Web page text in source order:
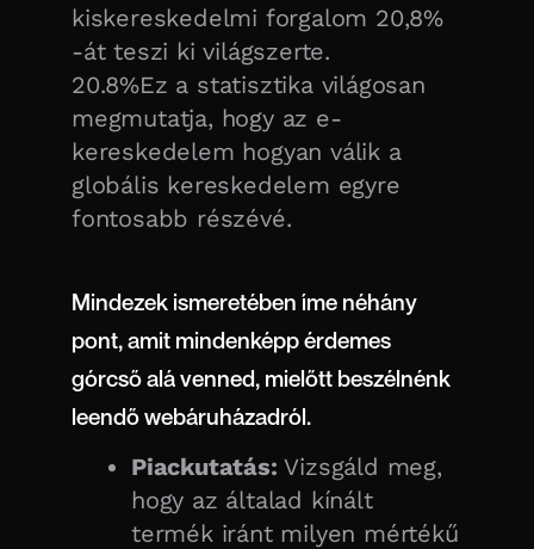
kiskereskedelmi forgalom 20,8%
-át teszi ki világszerte.
20.8%Ez a statisztika világosan
megmutatja, hogy az e-
kereskedelem hogyan válik a
globális kereskedelem egyre
fontosabb részévé.
Mindezek ismeretében íme néhány
pont, amit mindenképp érdemes
górcső alá venned, mielőtt beszélnénk
leendő webáruházadról.
Piackutatás: Vizsgáld meg,
hogy az általad kínált
termék iránt milyen mértékű